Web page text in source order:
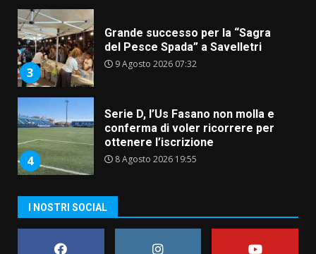
3
Grande successo per la “Sagra
del Pesce Spada” a Savelletri
9 Agosto 2026 07:32
4
Serie D, l’Us Fasano non molla e
conferma di voler ricorrere per
ottenere l’iscrizione
8 Agosto 2026 19:55
ufficialmente la Festa di
Savelletri
8 Agosto 2026 11:00
I NOSTRI SOCIAL